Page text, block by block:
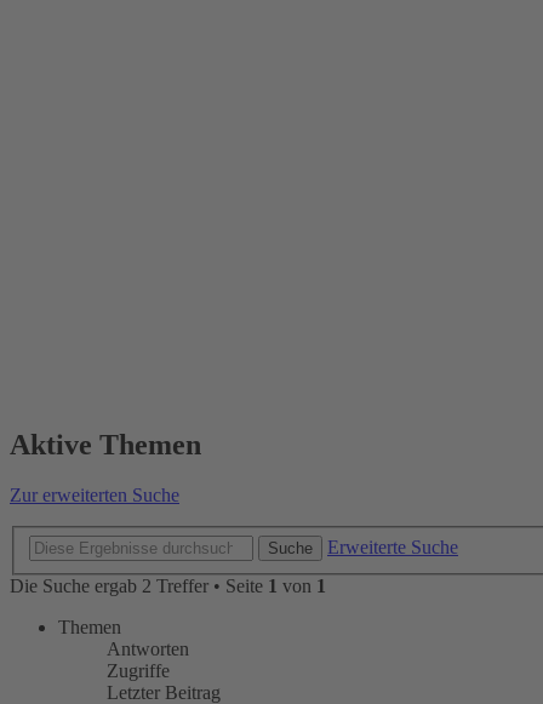
Aktive Themen
Zur erweiterten Suche
Suche
Erweiterte Suche
Die Suche ergab 2 Treffer • Seite 1 von 1
Themen
Antworten
Zugriffe
Letzter Beitrag